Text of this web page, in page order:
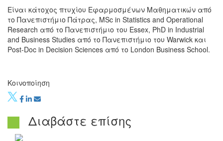
Είναι κάτοχος πτυχίου Εφαρμοσμένων Μαθηματικών από
το Πανεπιστήμιο Πάτρας, MSc in Statistics and Operational
Research από το Πανεπιστήμιο του Essex, PhD in Industrial
and Business Studies από το Πανεπιστήμιο του Warwick και
Post-Doc in Decision Sciences από το London Business School.
Κοινοποίηση
Διαβάστε επίσης